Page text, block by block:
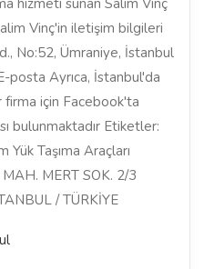
Vinç'in iletişim bilgileri
No:52, Ümraniye, İstanbul
Ayrıca, İstanbul'da
firma için Facebook'ta
bulunmaktadır Etiketler:
Taşıma Araçları
MERT SOK. 2/3
/ TÜRKİYE